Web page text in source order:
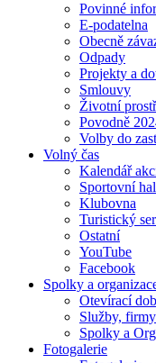
Povinné
E-podatelna
Obecně
Odpady
Projekty a
Smlouvy
Životní
Povodně
Volby do
Volný čas
Kalendář
Sportovní
Klubovna
Turistický
Ostatní
YouTube
Facebook
Spolky a
Otevírací
Služby,
Spolky a
Fotogalerie